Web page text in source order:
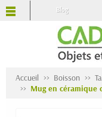
Blog
Accueil Boisson
Mug en céramique